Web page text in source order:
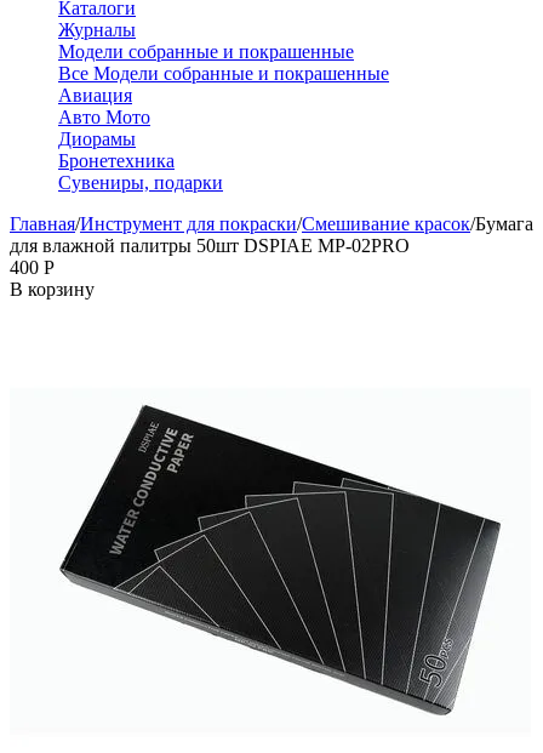
Каталоги
Журналы
Модели собранные и покрашенные
Все Модели собранные и покрашенные
Авиация
Авто Мото
Диорамы
Бронетехника
Сувениры, подарки
Главная/Инструмент для покраски/Смешивание красок/Бумага
для влажной палитры 50шт DSPIAE MP-02PRO
‍400‍ Р
В корзину